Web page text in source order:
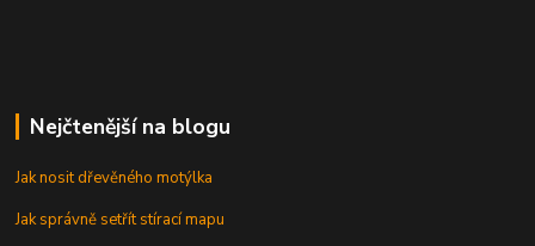
Nejčtenější na blogu
Jak nosit dřevěného motýlka
Jak správně setřít stírací mapu